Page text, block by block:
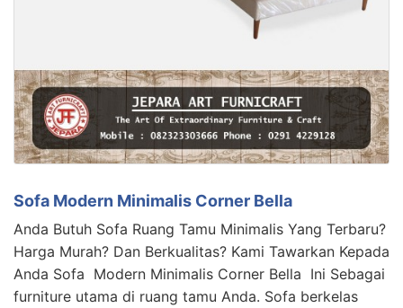
Sofa Modern Minimalis Corner Bella
Anda Butuh Sofa Ruang Tamu Minimalis Yang Terbaru?
Harga Murah? Dan Berkualitas? Kami Tawarkan Kepada
Anda Sofa Modern Minimalis Corner Bella Ini Sebagai
furniture utama di ruang tamu Anda. Sofa berkelas